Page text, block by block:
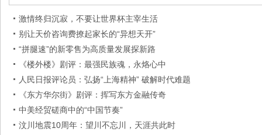
激情终归沉寂，不要让世界杯主宰生活
别让天价咨询费撩起家长的“异想天开”
“拼腿速”的新零售为高质量发展探新路
《楼外楼》剧评：最强民族魂，永烙心中
人民日报评论员：弘扬“上海精神” 破解时代难题
《东方华尔街》剧评：挥写东方金融传奇
中美经贸磋商中的“中国节奏”
汶川地震10周年：望川不忘川，天涯共此时